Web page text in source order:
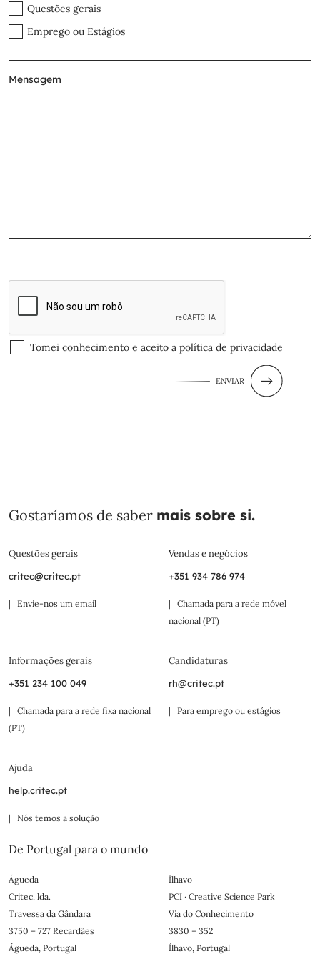
Questões gerais
Emprego ou Estágios
Tomei conhecimento e aceito a política de privacidade
ENVIAR
Gostaríamos de saber mais sobre si.
Questões gerais
critec@critec.pt
| Envie-nos um email
Vendas e negócios
+351 934 786 974
| Chamada para a rede móvel
nacional (PT)
Informações gerais
+351 234 100 049
| Chamada para a rede fixa nacional
(PT)
Candidaturas
rh@critec.pt
| Para emprego ou estágios
Ajuda
help.critec.pt
| Nós temos a solução
De Portugal para o mundo
Águeda
Critec, lda.
Travessa da Gândara
3750 – 727 Recardães
Águeda, Portugal
Ílhavo
PCI · Creative Science Park
Via do Conhecimento
3830 – 352
Ílhavo, Portugal